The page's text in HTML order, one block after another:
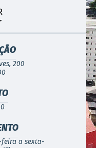
200
a sexta-